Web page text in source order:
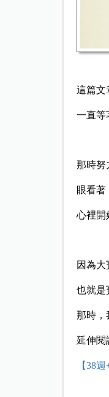
這篇文
一直等
那時努
眼看
心裡
因為
也就是
那時，
延伸閱
【38